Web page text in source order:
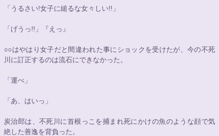
「うるさい!女子に縋るな女々しい!!」
「げうっ!!」『えっ』
○○はやはり女子だと間違われた事にショックを受けたが、今の不死
川に訂正するのは流石にできなかった。
「運べ」
「あ、はいっ」
炭治郎は、不死川に首根っこを捕まれ死にかけの魚のような顔で気
絶した善逸を背負った。